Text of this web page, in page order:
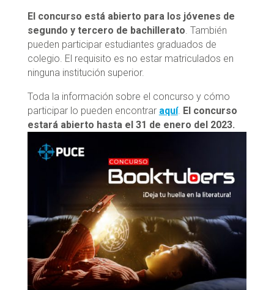
El concurso está abierto para los jóvenes de
segundo y tercero de bachillerato. También
pueden participar estudiantes graduados de
colegio. El requisito es no estar matriculados en
ninguna institución superior.
Toda la información sobre el concurso y cómo
participar lo pueden encontrar aquí. El concurso
estará abierto hasta el 31 de enero del 2023.